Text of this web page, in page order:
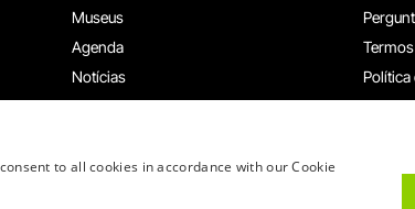
Museus
Agenda
Notícias
Restaurantes
Grupos e Eventos
Política
to all cookies in accordance with our Cookie